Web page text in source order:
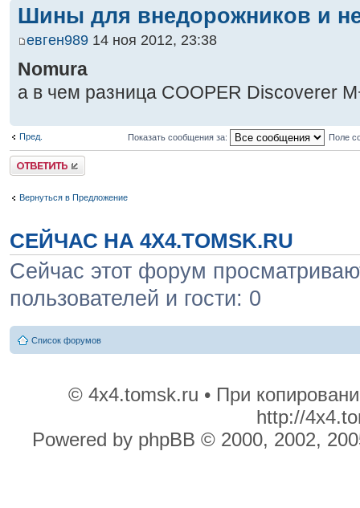
Шины для внедорожников и
евген989 14 ноя 2012, 23:38
Nomura
а в чем разница COOPER Discoverer
Пред. Показать сообщения за: Поле
Ответить
Вернуться в Предложение
СЕЙЧАС НА 4X4.TOMSK.RU
Сейчас этот форум
пользователей и гости: 0
Список форумов
© 4x4.tomsk.ru • При
http://
Powered by phpBB © 2000, 2002,